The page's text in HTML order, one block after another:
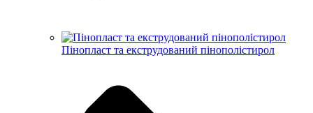
Пінопласт та екструдований пінополістирол